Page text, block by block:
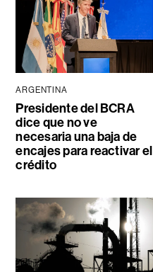
ARGENTINA
Presidente del BCRA
dice que no ve
necesaria una baja de
encajes para reactivar el
crédito